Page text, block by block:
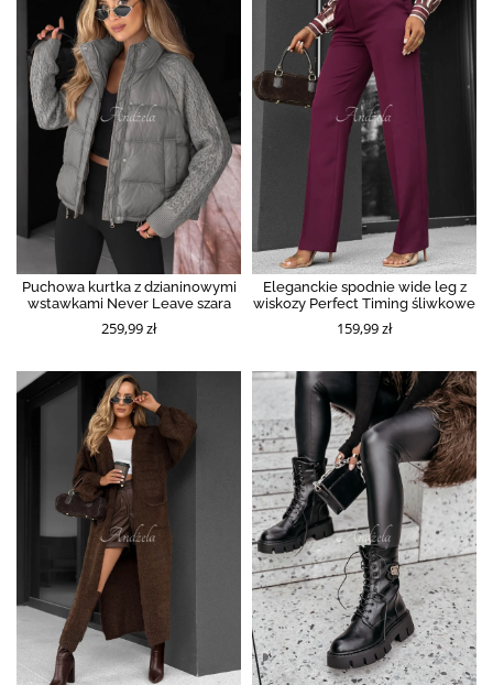
Puchowa kurtka z dzianinowymi
wstawkami Never Leave szara
259,99 zł
Eleganckie spodnie wide leg z
wiskozy Perfect Timing śliwkowe
159,99 zł